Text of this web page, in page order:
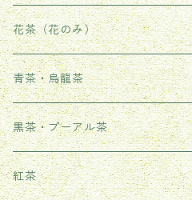
花茶（花のみ）
青茶・烏龍茶
武夷岩茶
鳳凰単叢
黒茶・プーアル茶
生茶
紅茶